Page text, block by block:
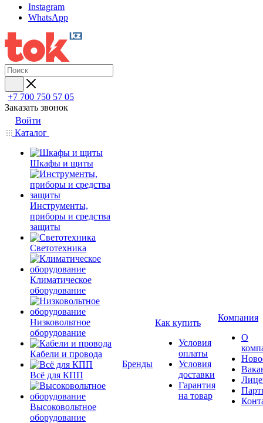
Instagram
WhatsApp
+7 700 750 57 05
Заказать звонок
Войти
Каталог
Шкафы и щиты
Инструменты,
приборы и средства
защиты
Светотехника
Климатическое
оборудование
Низковольтное
оборудование
Кабели и провода
Всё для КПП
Высоковольтное
оборудование
Бренды
Как купить
Условия
оплаты
Условия
доставки
Гарантия
на товар
Компания
О